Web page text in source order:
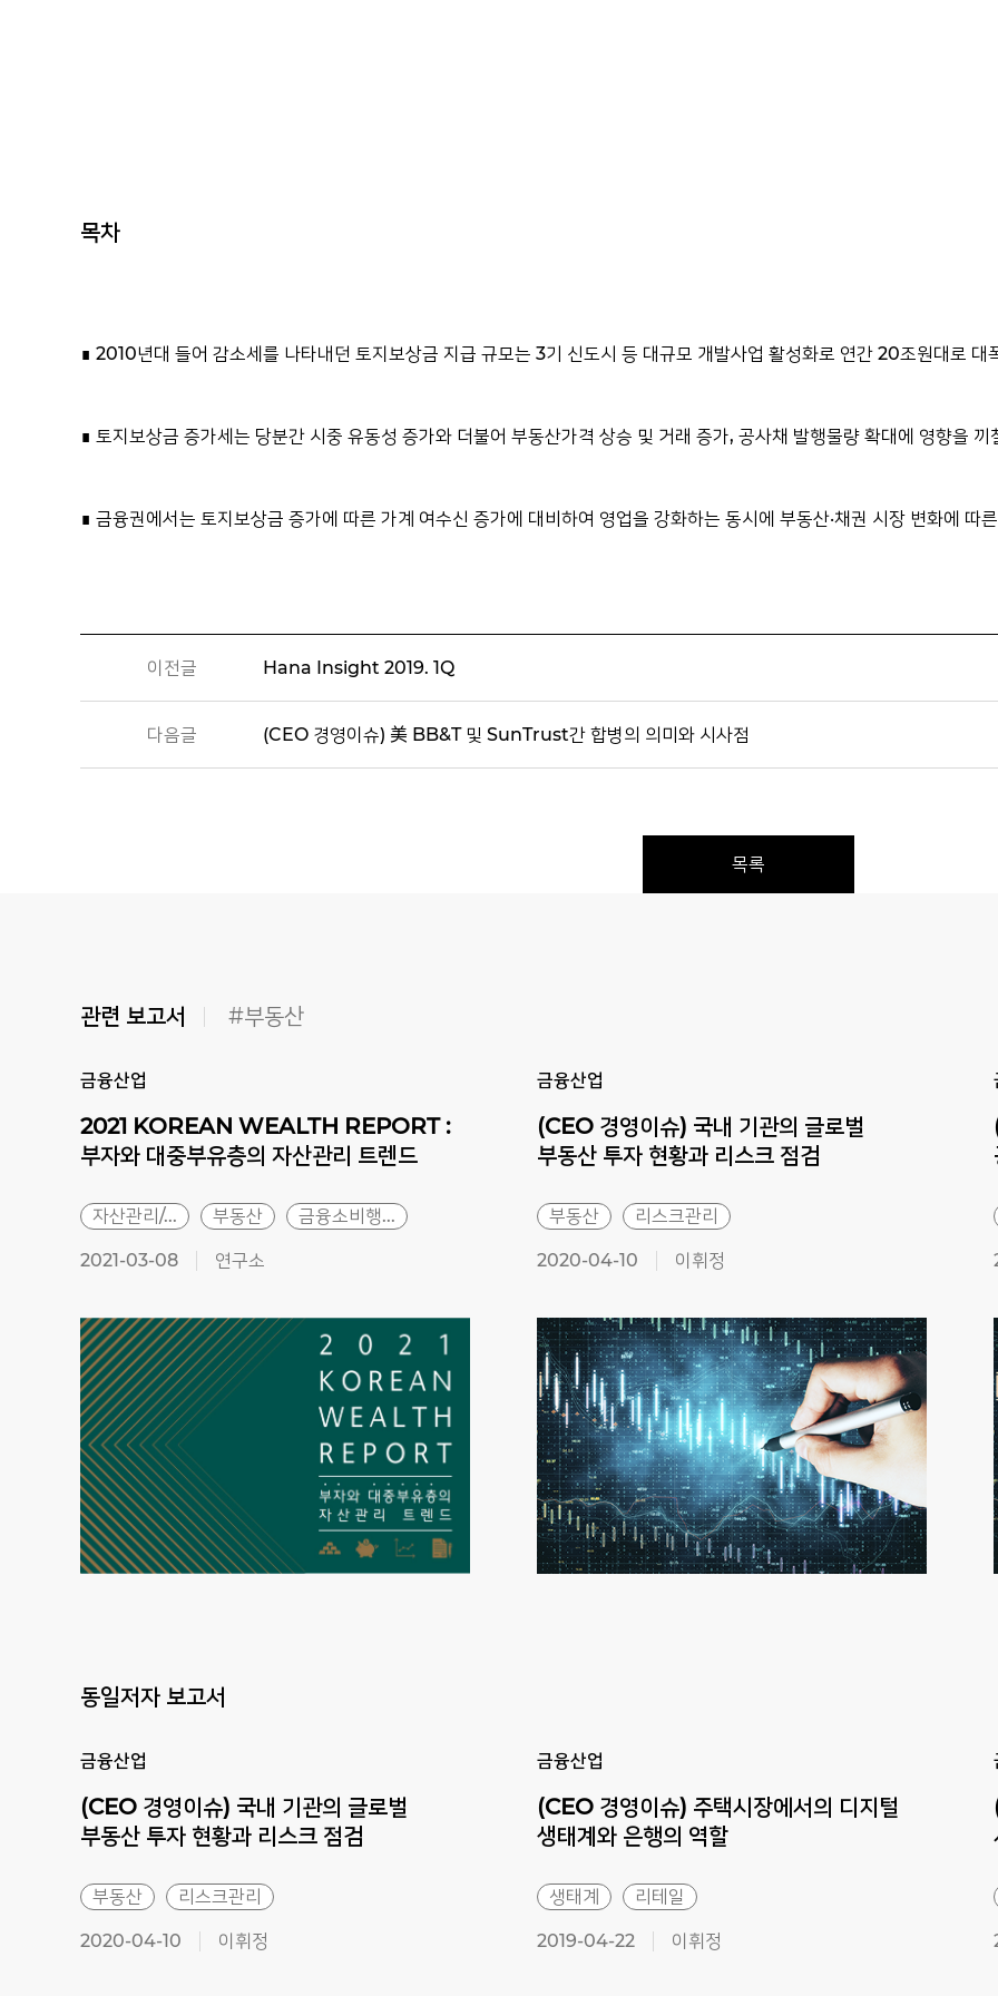
목차
∎ 2010년대 들어 감소세를 나타내던 토지보상금 지급 규모는 3기 신도시 등 대규모 개발사업 활성화로 연간 20조원대로 대
∎ 토지보상금 증가세는 당분간 시중 유동성 증가와 더불어 부동산가격 상승 및 거래 증가, 공사채 발행물량 확대에 영향을 끼
∎ 금융권에서는 토지보상금 증가에 따른 가계 여수신 증가에 대비하여 영업을 강화하는 동시에 부동산·채권 시장 변화에 따
이전글 Hana Insight 2019. 1Q
다음글 (CEO 경영이슈) 美 BB&T 및 SunTrust간 합병의 의미와 시사점
목록
관련 보고서 #부동산
금융산업
2021 KOREAN WEALTH REPORT :
부자와 대중부유층의 자산관리 트렌드
자산관리/... 부동산 금융소비행...
2021-03-08 연구소
금융산업
(CEO 경영이슈) 국내 기관의 글로벌
부동산 투자 현황과 리스크 점검
부동산 리스크관리
2020-04-10 이휘정
동일저자 보고서
금융산업
(CEO 경영이슈) 국내 기관의 글로벌
부동산 투자 현황과 리스크 점검
부동산 리스크관리
2020-04-10 이휘정
금융산업
(CEO 경영이슈) 주택시장에서의 디지털
생태계와 은행의 역할
생태계 리테일
2019-04-22 이휘정